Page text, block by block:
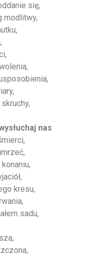
się,
modlitwy,
nas
kresu,
sadu,